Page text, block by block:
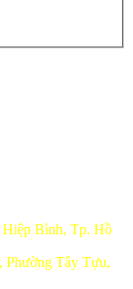
Hiệp Bình, Tp. Hồ
Phường Tây Tựu,